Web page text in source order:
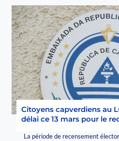
Citoyens capverdiens au
délai ce 13 mars pour le
La période de recensement